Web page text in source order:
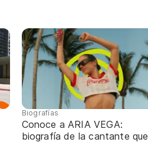
Biografías
Conoce a ARIA VEGA:
biografía de la cantante que